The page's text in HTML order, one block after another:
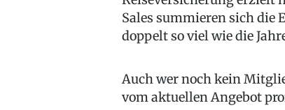
Sales summieren sich die
doppelt so viel wie die
Auch wer noch kein
vom aktuellen Angebot